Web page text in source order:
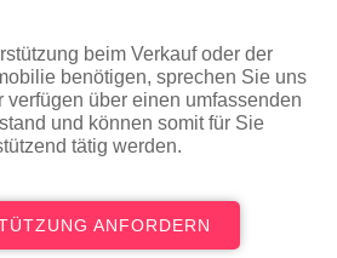
beim Verkauf oder der
benötigen, sprechen Sie uns
verfügen über einen umfassenden
und können somit für Sie
tätig werden.
ANFORDERN